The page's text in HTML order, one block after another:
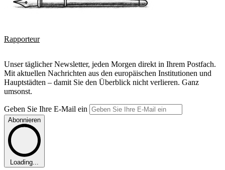
Rapporteur
Unser täglicher Newsletter, jeden Morgen direkt in Ihrem Postfach.
Mit aktuellen Nachrichten aus den europäischen Institutionen und
Hauptstädten – damit Sie den Überblick nicht verlieren. Ganz
umsonst.
Geben Sie Ihre E-Mail ein
Abonnieren
Loading...